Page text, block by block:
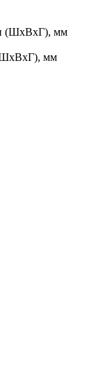
(ШхВхГ), мм
(ШхВхГ), мм